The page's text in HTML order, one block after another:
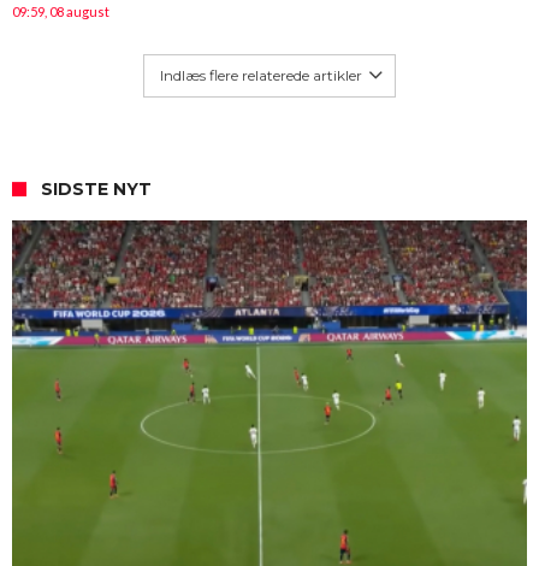
09:59, 08 august
Indlæs flere relaterede artikler
SIDSTE NYT